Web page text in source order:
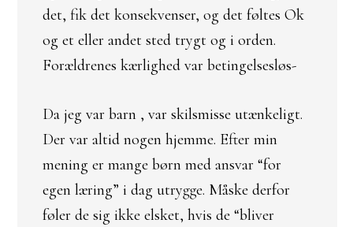
det, fik det konsekvenser, og det føltes Ok
og et eller andet sted trygt og i orden.
Forældrenes kærlighed var betingelsesløs-
Da jeg var barn , var skilsmisse utænkeligt.
Der var altid nogen hjemme. Efter min
mening er mange børn med ansvar “for
egen læring” i dag utrygge. Måske derfor
føler de sig ikke elsket, hvis de “bliver